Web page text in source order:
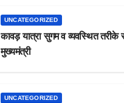
UNCATEGORIZED
कावड़ यात्रा सुगम व व्यवस्थित तरीके
मुख्यमंत्री
UNCATEGORIZED